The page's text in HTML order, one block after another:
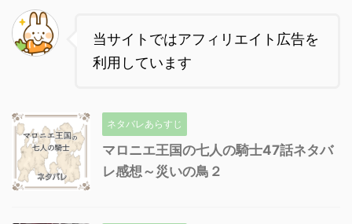
当サイトではアフィリエイト広告を
利用しています
ネタバレあらすじ
マロニエ王国の七人の騎士47話ネタバ
レ感想～災いの鳥２